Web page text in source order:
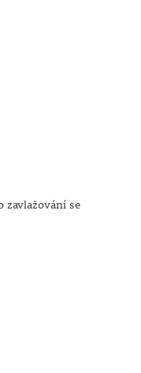
zavlažování se